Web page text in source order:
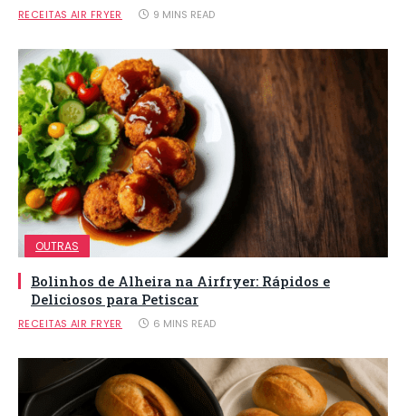
RECEITAS AIR FRYER 9 MINS READ
OUTRAS
Bolinhos de Alheira na Airfryer: Rápidos e
Deliciosos para Petiscar
RECEITAS AIR FRYER 6 MINS READ